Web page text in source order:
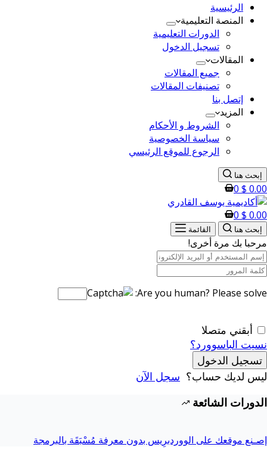
الرئيسية
المنصة التعليمية
الدورات التعليمية
تسجيل الدخول
المقالات
جميع المقالات
تصنيفات المقالات
إتصل بنا
المزيد
الشروط و الأحكام
سياسة الخصوصية
الرجوع للموقع الرئيسي
إبحث هنا
0.00
$
0
0.00
$
0
إبحث هنا القائمة
مرحبا بك مرة أخرى!
Are you human? Please solve:
أبقني متصلا
نسيت الباسوورد؟
تسجيل الدخول
ليس لديك حساب؟ سجل الآن
الدورات الشائعة
إصـنع موقعك على الووردبرِيس بدون معرفة مُسْبَقَة بالبرمجة